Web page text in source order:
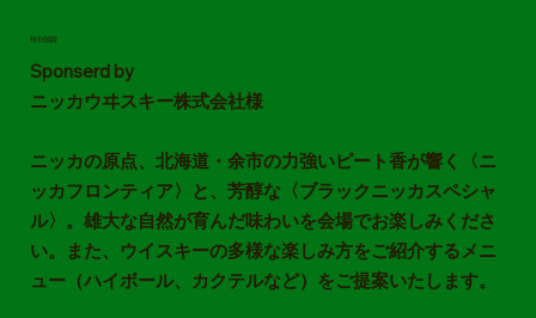
特別協賛
Sponserd by
ニッカウヰスキー株式会社様
ニッカの原点、北海道・余市の力強いピート香が響く〈ニ
ッカフロンティア〉と、芳醇な〈ブラックニッカスペシャ
ル〉。雄大な自然が育んだ味わいを会場でお楽しみくださ
い。また、ウイスキーの多様な楽しみ方をご紹介するメニ
ュー（ハイボール、カクテルなど）をご提案いたします。